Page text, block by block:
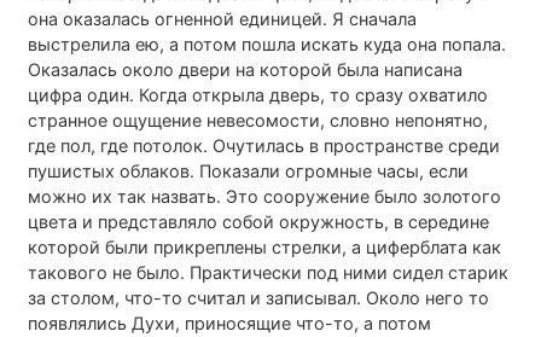
она оказалась огненной единицей. Я сначала
выстрелила ею, а потом пошла искать куда она попала.
Оказалась около двери на которой была написана
цифра один. Когда открыла дверь, то сразу охватило
странное ощущение невесомости, словно непонятно,
где пол, где потолок. Очутилась в пространстве среди
пушистых облаков. Показали огромные часы, если
можно их так назвать. Это сооружение было золотого
цвета и представляло собой окружность, в середине
которой были прикреплены стрелки, а циферблата как
такового не было. Практически под ними сидел старик
за столом, что-то считал и записывал. Около него то
появлялись Духи, приносящие что-то, а потом